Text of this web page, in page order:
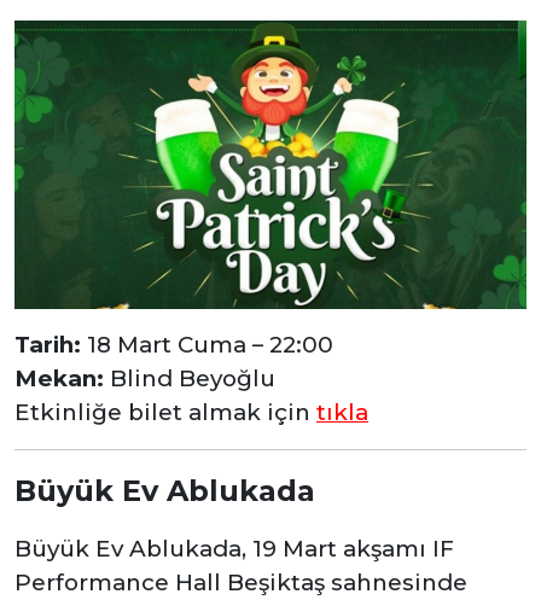
Tarih: 18 Mart Cuma – 22:00
Mekan: Blind Beyoğlu
Etkinliğe bilet almak için tıkla
Büyük Ev Ablukada
Büyük Ev Ablukada, 19 Mart akşamı IF
Performance Hall Beşiktaş sahnesinde